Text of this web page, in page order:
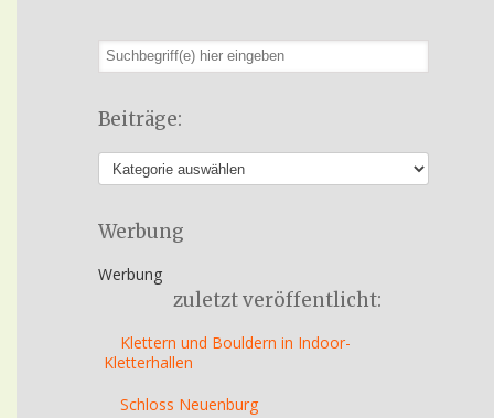
Beiträge:
Werbung
Werbung
zuletzt veröffentlicht:
Klettern und Bouldern in Indoor-
Kletterhallen
Schloss Neuenburg